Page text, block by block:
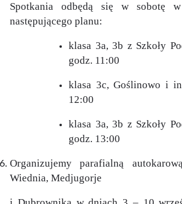
Spotkania odbędą się w sobotę w
następującego planu:
klasa 3a, 3b z Szkoły
godz. 11:00
klasa 3c, Goślinowo i
12:00
klasa 3a, 3b z Szkoły
godz. 13:00
Organizujemy parafialną
Wiednia, Medjugorje